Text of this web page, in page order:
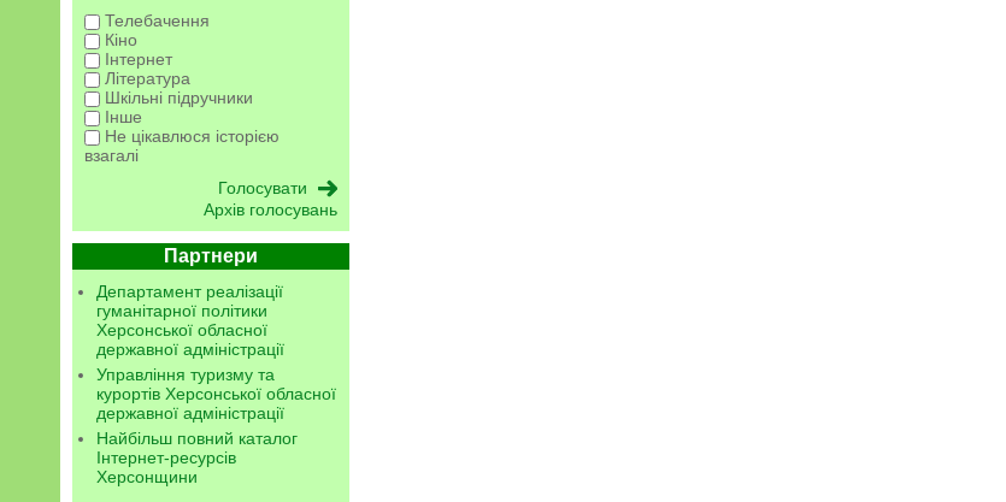
Телебачення
Кіно
Інтернет
Література
Шкільні підручники
Інше
Не цікавлюся історією
взагалі
Архів голосувань
Партнери
Департамент реалізації
гуманітарної політики
Херсонської обласної
державної адміністрації
Управління туризму та
курортів Херсонської обласної
державної адміністрації
Найбільш повний каталог
Інтернет-ресурсів
Херсонщини